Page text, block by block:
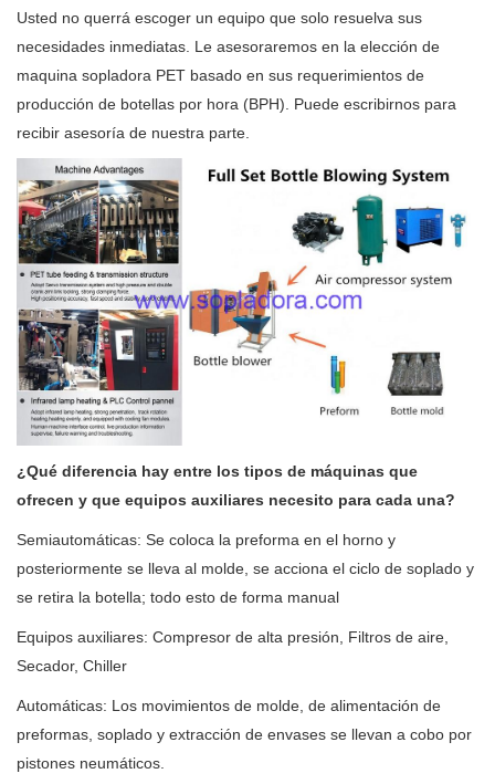
Usted no querrá escoger un equipo que solo resuelva sus
necesidades inmediatas. Le asesoraremos en la elección de
maquina sopladora PET basado en sus requerimientos de
producción de botellas por hora (BPH). Puede escribirnos para
recibir asesoría de nuestra parte.
¿Qué diferencia hay entre los tipos de máquinas que
ofrecen y que equipos auxiliares necesito para cada una?
Semiautomáticas: Se coloca la preforma en el horno y
posteriormente se lleva al molde, se acciona el ciclo de soplado y
se retira la botella; todo esto de forma manual
Equipos auxiliares: Compresor de alta presión, Filtros de aire,
Secador, Chiller
Automáticas: Los movimientos de molde, de alimentación de
preformas, soplado y extracción de envases se llevan a cobo por
pistones neumáticos.